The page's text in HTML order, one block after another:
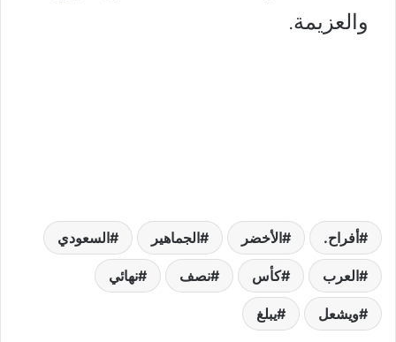
والعزيمة.
أفراح. الأخضر الجماهير السعودي
العرب كأس نصف نهائي
ويشعل يبلغ